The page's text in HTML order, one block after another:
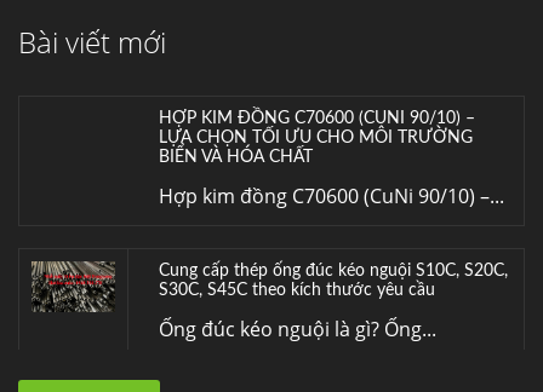
Bài viết mớiInox (thép không gỉ) là một trong...
HỢP KIM ĐỒNG C70600 (CUNI 90/10) –
LỰA CHỌN TỐI ƯU CHO MÔI TRƯỜNG
BIỂN VÀ HÓA CHẤT
Hợp kim đồng C70600 (CuNi 90/10) –...
Cung cấp thép ống đúc kéo nguội S10C, S20C,
S30C, S45C theo kích thước yêu cầu
Ống đúc kéo nguội là gì? Ống...